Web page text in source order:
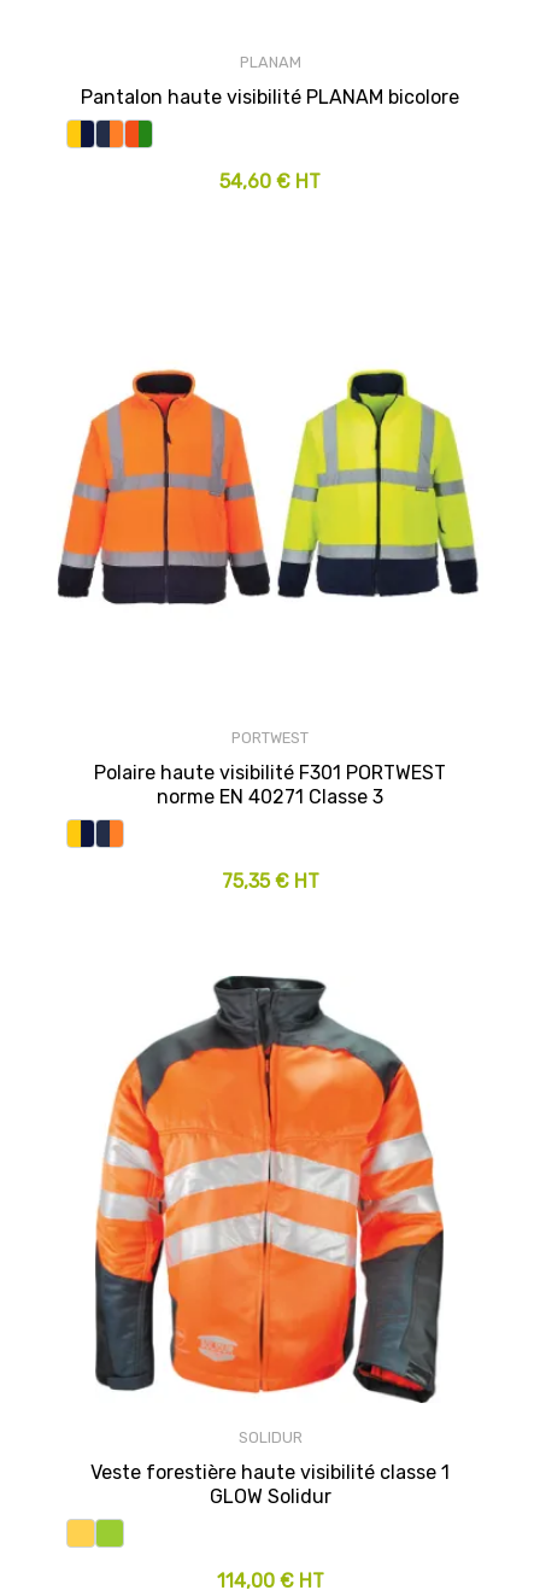
PLANAM
Pantalon haute visibilité PLANAM bicolore
54,60 € HT
PORTWEST
Polaire haute visibilité F301 PORTWEST
norme EN 40271 Classe 3
75,35 € HT
SOLIDUR
Veste forestière haute visibilité classe 1
GLOW Solidur
114,00 € HT